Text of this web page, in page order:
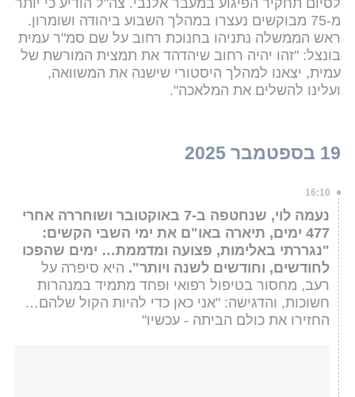
מ-75 מבוקשים נעצרו במהלך השבוע ביהודה ושומרון.
ראש הממשלה נתניהו בחנוכת רחוב על שם סמ"ר עמית
בונצל: "זהו יהיה רחוב שיהדהד את תמצית המורשת של
עמית, יצאנו למהלך היסטורי שישנה את המשוואה,
ועלינו להשלים את המלאכה".
19 בספטמבר 2025
16:10
נעמה לוי, שנחטפה ב-7 באוקטובר ושוחררה אחרי
477 ימים, תיארה באו"ם את ימי השבי הקשים:
"נגררתי באלימות, פצועה ומדממת… ימים שהפכו
לחודשים, וחודשים לשנה ויותר". היא סיפרה על
רעב, מחסור בטיפול רפואי ופחד מתמיד במנהרות
חשוכות, והדגישה: "אני כאן כדי להיות הקול שלהם…
החזירו את כולם הביתה - עכשיו"